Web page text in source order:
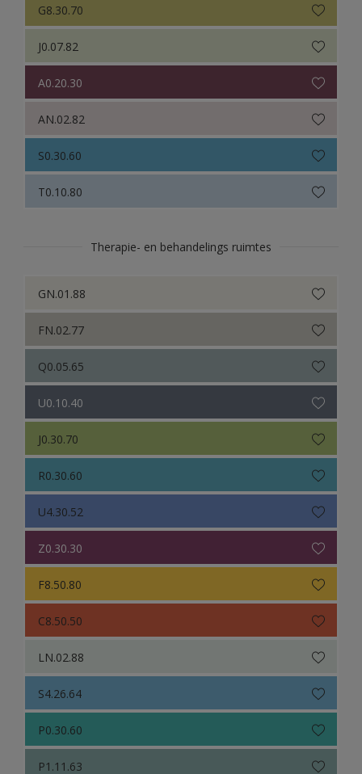
G8.30.70
J0.07.82
A0.20.30
AN.02.82
S0.30.60
T0.10.80
Therapie- en behandelings ruimtes
GN.01.88
FN.02.77
Q0.05.65
U0.10.40
J0.30.70
R0.30.60
U4.30.52
Z0.30.30
F8.50.80
C8.50.50
LN.02.88
S4.26.64
P0.30.60
P1.11.63